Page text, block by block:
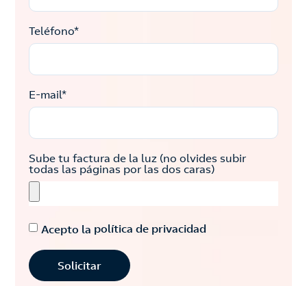
Teléfono*
E-mail*
Sube tu factura de la luz (no olvides subir
todas las páginas por las dos caras)
Acepto la política de privacidad
Solicitar